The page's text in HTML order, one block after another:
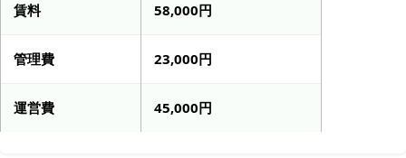
賃料 58,000円
管理費 23,000円
運営費 45,000円